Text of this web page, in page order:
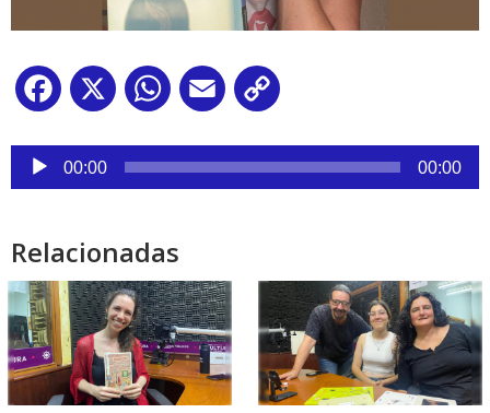
Facebook
X WhatsApp
Email
Reproductor
audio
00:00 00:00
Relacionadas